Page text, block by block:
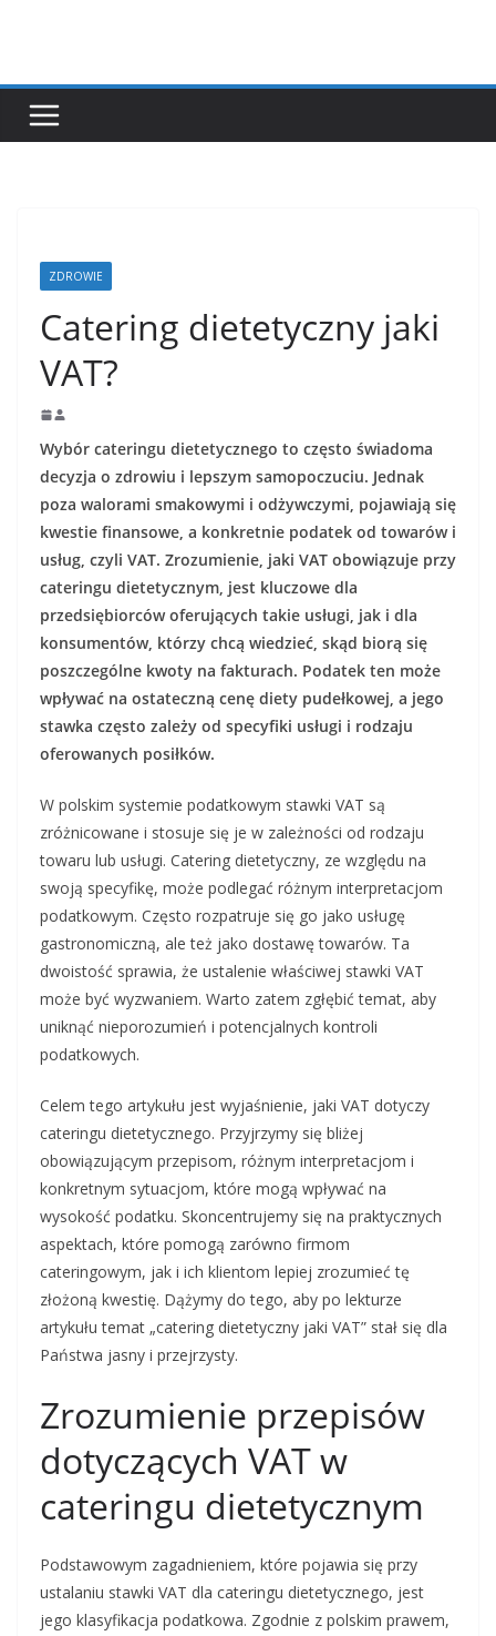
ZDROWIE
Catering dietetyczny jaki
VAT?
Wybór cateringu dietetycznego to często świadoma
decyzja o zdrowiu i lepszym samopoczuciu. Jednak
poza walorami smakowymi i odżywczymi, pojawiają się
kwestie finansowe, a konkretnie podatek od towarów i
usług, czyli VAT. Zrozumienie, jaki VAT obowiązuje przy
cateringu dietetycznym, jest kluczowe dla
przedsiębiorców oferujących takie usługi, jak i dla
konsumentów, którzy chcą wiedzieć, skąd biorą się
poszczególne kwoty na fakturach. Podatek ten może
wpływać na ostateczną cenę diety pudełkowej, a jego
stawka często zależy od specyfiki usługi i rodzaju
oferowanych posiłków.
W polskim systemie podatkowym stawki VAT są
zróżnicowane i stosuje się je w zależności od rodzaju
towaru lub usługi. Catering dietetyczny, ze względu na
swoją specyfikę, może podlegać różnym interpretacjom
podatkowym. Często rozpatruje się go jako usługę
gastronomiczną, ale też jako dostawę towarów. Ta
dwoistość sprawia, że ustalenie właściwej stawki VAT
może być wyzwaniem. Warto zatem zgłębić temat, aby
uniknąć nieporozumień i potencjalnych kontroli
podatkowych.
Celem tego artykułu jest wyjaśnienie, jaki VAT dotyczy
cateringu dietetycznego. Przyjrzymy się bliżej
obowiązującym przepisom, różnym interpretacjom i
konkretnym sytuacjom, które mogą wpływać na
wysokość podatku. Skoncentrujemy się na praktycznych
aspektach, które pomogą zarówno firmom
cateringowym, jak i ich klientom lepiej zrozumieć tę
złożoną kwestię. Dążymy do tego, aby po lekturze
artykułu temat „catering dietetyczny jaki VAT” stał się dla
Państwa jasny i przejrzysty.
Zrozumienie przepisów
dotyczących VAT w
cateringu dietetycznym
Podstawowym zagadnieniem, które pojawia się przy
ustalaniu stawki VAT dla cateringu dietetycznego, jest
jego klasyfikacja podatkowa. Zgodnie z polskim prawem,